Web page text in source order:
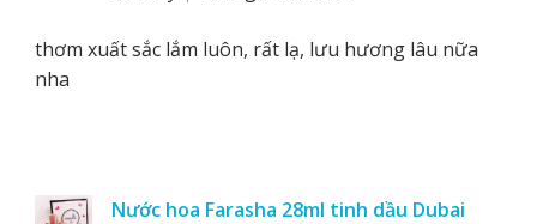
thơm xuất sắc lắm luôn, rất lạ, lưu hương lâu nữa
nha
Nước hoa Farasha 28ml tinh dầu Dubai